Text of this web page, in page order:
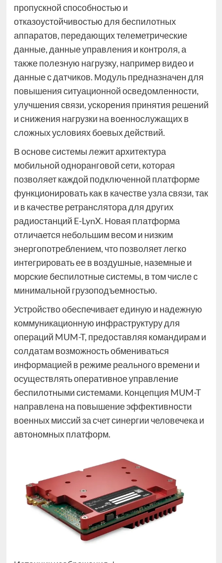
пропускной способностью и
отказоустойчивостью для беспилотных
аппаратов, передающих телеметрические
данные, данные управления и контроля, а
также полезную нагрузку, например видео и
данные с датчиков. Модуль предназначен для
повышения ситуационной осведомленности,
улучшения связи, ускорения принятия решений
и снижения нагрузки на военнослужащих в
сложных условиях боевых действий.
В основе системы лежит архитектура
мобильной одноранговой сети, которая
позволяет каждой подключенной платформе
функционировать как в качестве узла связи, так
и в качестве ретранслятора для других
радиостанций E-LynX. Новая платформа
отличается небольшим весом и низким
энергопотреблением, что позволяет легко
интегрировать ее в воздушные, наземные и
морские беспилотные системы, в том числе с
минимальной грузоподъемностью.
Устройство обеспечивает единую и надежную
коммуникационную инфраструктуру для
операций MUM-T, предоставляя командирам и
солдатам возможность обмениваться
информацией в режиме реального времени и
осуществлять оперативное управление
беспилотными системами. Концепция MUM-T
направлена на повышение эффективности
военных миссий за счет синергии человечека и
автономных платформ.